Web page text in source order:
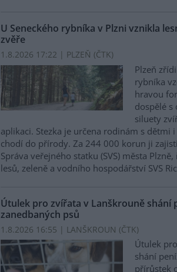
U Seneckého rybníka v Plzni vznikla
zvěře
1.8.2026 17:22 | PLZEŇ (ČTK)
Plzeň
rybníka
hravou
dospělé s
siluety
aplikaci. Stezka je určena rodinám s dětmi
chodí do přírody. Za 244 000 korun ji
Správa veřejného statku (SVS) města
lesů, zeleně a vodního hospodářství SVS
Útulek pro zvířata v Lanškrouně shání
zanedbaných psů
1.8.2026 16:55 | LANŠKROUN (ČTK)
Útulek
shání
přírůstek